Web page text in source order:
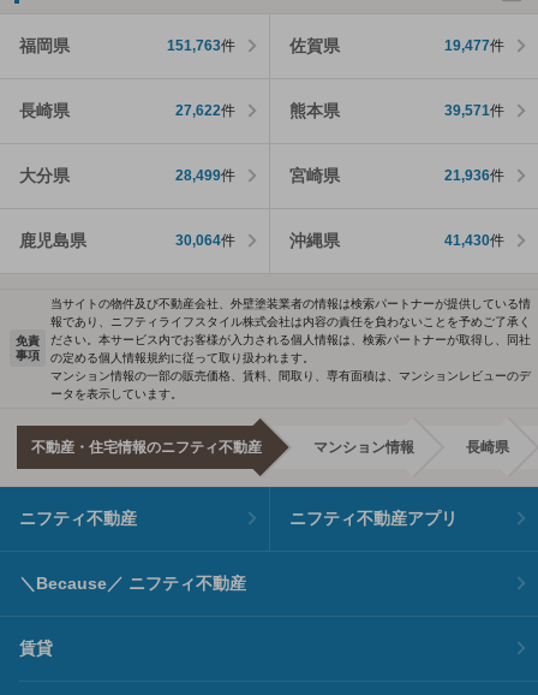
福岡県 151,763件 佐賀県 19,477件
長崎県 27,622件 熊本県 39,571件
大分県 28,499件 宮崎県 21,936件
鹿児島県 30,064件 沖縄県 41,430件
免責
事項
当サイトの物件及び不動産会社、外壁塗装業者の情報は検索パートナーが提供している情
報であり、ニフティライフスタイル株式会社は内容の責任を負わないことを予めご了承く
ださい。本サービス内でお客様が入力される個人情報は、検索パートナーが取得し、同社
の定める個人情報規約に従って取り扱われます。
マンション情報の一部の販売価格、賃料、間取り、専有面積は、マンションレビューのデ
ータを表示しています。
不動産・住宅情報のニフティ不動産 マンション情報 長崎県
ニフティ不動産 ニフティ不動産アプリ
＼Because／ ニフティ不動産
賃貸